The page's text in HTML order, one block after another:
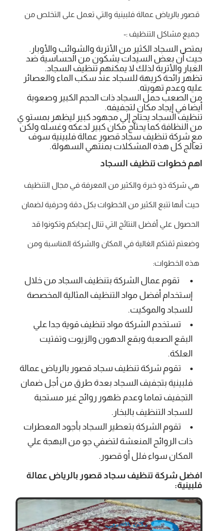
قصور بالرياض عمالة فلبينية والتي تعمل على التخلص من
جميع مشاكل التنظيف :-
يمتص السجاد الكثير من الأتربة والشوائب والأوبار.
حيث أن بعض السيدات يشكون من الحساسية ضد
الغبار والأتربة لذلك لا يمكنهم تنظيف السجاد.
تظهر رائحة كريهة للسجاد عند سكب الماء والعصائر
عليه وعدم تهويته.
من الصعب حمل السجاد ذات الحجم الكبير وصعوبة
أيضا في إيجاد مكان لتجفيفه.
تنظيف السجاد يحتاج إلي مجهود كبير ليظهر بمستو ي
من النظافة كما يحتاج مكان كبير لدعكه وغسله ولكن
مع شركة تنظيف سجاد قصور عمالة فلبينية سوف
تعالج كل هذه المشكلات بمنتهي السهولة.
اهم خطوات تنظيف السجاد
هي شركة ذو خبرة والكثير من المعرفة في مجال التنظيف
حيث أنها تتبع الكثير من الخطوات بكل دقة وحرفية لضمان
الحصول علي أفضل النتائج التي تنال إعجابكم وتكونوا قد
وضعتم ثقتكم الغالية في المكان والشركة المناسبة ومن
هذه الخطوات:
تقوم عمال الشركة بتنظيف السجاد من خلال
إستخدام أفضل مواد التنظيف المثالية المخصصة
للسجاد والموكيت.
تستخدم الشركة مواد تنظيف قوية جدا علي
البقع الصعبة وبقع الدهون والزيوت وتفتيت
العلكة.
تقوم شركة تنظيف سجاد قصور بالرياض عمالة
فلبينية بتجفيف السجاد بعدة طرق من أجل ضمان
التجفيف تماما وعدم ظهور روائح غير مستحبة
للسجاد التنظيف بالبخار.
تقوم الشركة بتعطير السجاد بأجود المعطرات
ذات الروائح المنعشة لتضفي جو من البهجة علي
المكان سواء فلل أو قصور.
افضل شركة تنظيف سجاد قصور بالرياض عمالة
فلبينية: